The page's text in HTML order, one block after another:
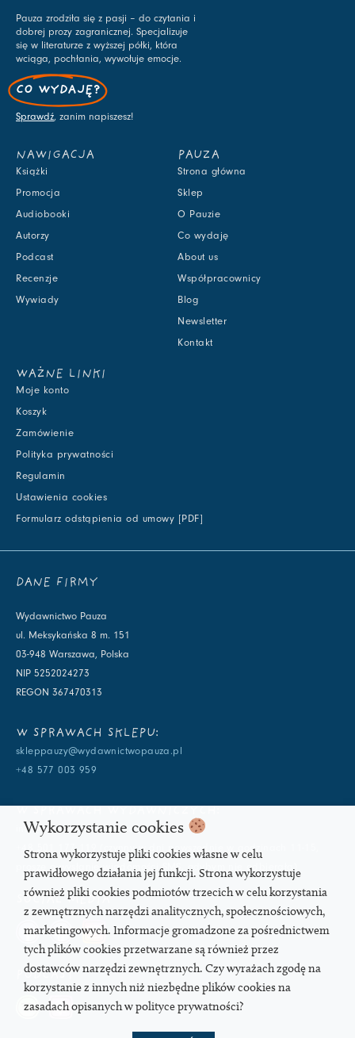
Pauza zrodziła się z pasji – do czytania i
dobrej prozy zagranicznej. Specjalizuje
się w literaturze z wyższej półki, która
wciąga, pochłania, wywołuje emocje.
CO WYDAJĘ?
Sprawdź, zanim napiszesz!
NAWIGACJA
Książki
Promocja
Audiobooki
Autorzy
Podcast
Recenzje
Wywiady
PAUZA
Strona główna
Sklep
O Pauzie
Co wydaję
About us
Współpracownicy
Blog
Newsletter
Kontakt
WAŻNE LINKI
Moje konto
Koszyk
Zamówienie
Polityka prywatności
Regulamin
Ustawienia cookies
Formularz odstąpienia od umowy [PDF]
DANE FIRMY
Wydawnictwo Pauza
ul. Meksykańska 8 m. 151
03-948 Warszawa, Polska
NIP 5252024273
REGON 367470313
W SPRAWACH SKLEPU:
skleppauzy@wydawnictwopauza.pl
+48 577 003 959
info@wydawnictwopauza.pl
+48 501 177 119 (czynny w dni powszednie w godzinach 11-15,
proszę o wysłanie wiadomości SMS, gdybym nie odbierała)
SOCIAL MEDIA
PODCAST
Wykorzystanie cookies
Strona wykorzystuje pliki cookies własne w celu
prawidłowego działania jej funkcji. Strona wykorzystuje
również pliki cookies podmiotów trzecich w celu korzystania
z zewnętrznych narzędzi analitycznych, społecznościowych,
marketingowych. Informacje gromadzone za pośrednictwem
tych plików cookies przetwarzane są również przez
dostawców narzędzi zewnętrznych. Czy wyrażach zgodę na
korzystanie z innych niż niezbędne plików cookies na
zasadach opisanych w polityce prywatności?